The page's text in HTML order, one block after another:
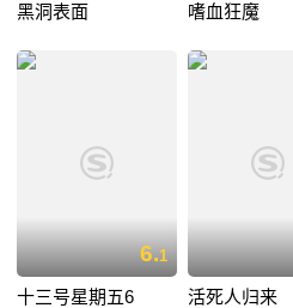
黑洞表面 嗜血狂魔
6.1
十三号星期五6 活死人归来